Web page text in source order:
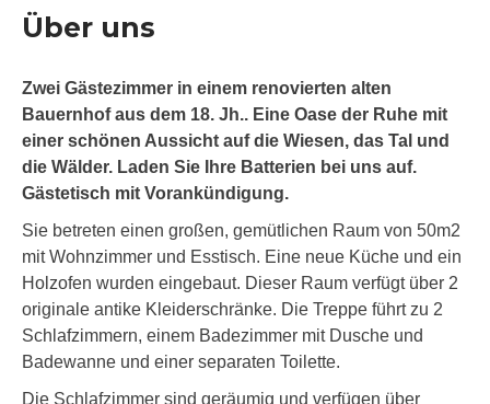
Über uns
Zwei Gästezimmer in einem renovierten alten
Bauernhof aus dem 18. Jh.. Eine Oase der Ruhe mit
einer schönen Aussicht auf die Wiesen, das Tal und
die Wälder. Laden Sie Ihre Batterien bei uns auf.
Gästetisch mit Vorankündigung.
Sie betreten einen großen, gemütlichen Raum von 50m2
mit Wohnzimmer und Esstisch. Eine neue Küche und ein
Holzofen wurden eingebaut. Dieser Raum verfügt über 2
originale antike Kleiderschränke. Die Treppe führt zu 2
Schlafzimmern, einem Badezimmer mit Dusche und
Badewanne und einer separaten Toilette.
Die Schlafzimmer sind geräumig und verfügen über